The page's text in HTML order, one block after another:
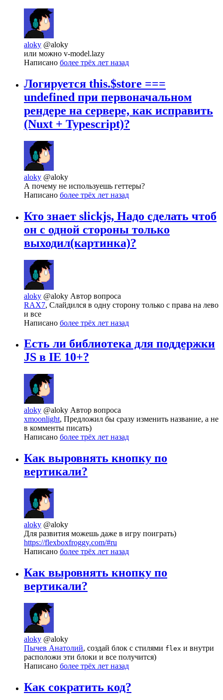
aloky @aloky
или можно v-model.lazy
Написано более трёх лет назад
Логируется this.$store ===
undefined при первоначальном
рендере на сервере, как исправить
(Nuxt + Typescript)?
aloky @aloky
А почему не используешь геттеры?
Написано более трёх лет назад
Кто знает slickjs, Надо сделать чтоб
он с одной стороны только
выходил(картинка)?
aloky @aloky Автор вопроса
RAX7, Слайдился в одну сторону только с права на лево
и все
Написано более трёх лет назад
Есть ли библиотека для поддержки
JS в IE 10+?
aloky @aloky Автор вопроса
xmoonlight, Предложил бы сразу изменить название, а не
в комменты писать)
Написано более трёх лет назад
Как выровнять кнопку по
вертикали?
aloky @aloky
Для развития можешь даже в игру поиграть)
https://flexboxfroggy.com/#ru
Написано более трёх лет назад
Как выровнять кнопку по
вертикали?
aloky @aloky
Пычев Анатолий, создай блок с стилями flex и внутри
расположи эти блоки и все получится)
Написано более трёх лет назад
Как сократить код?